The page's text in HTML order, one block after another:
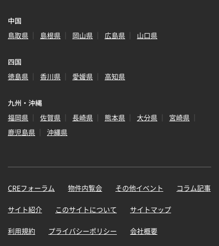
中国
鳥取県
島根県 岡山県 広島県 山口県
四国
徳島県
香川県 愛媛県 高知県
九州・沖縄
福岡県
佐賀県 長崎県 熊本県 大分県
宮崎県
鹿児島県
沖縄県
CREフォーラム 物件内覧会 その他イベント コラム記事
サイト紹介 このサイトについて サイトマップ
利用規約 プライバシーポリシー 会社概要